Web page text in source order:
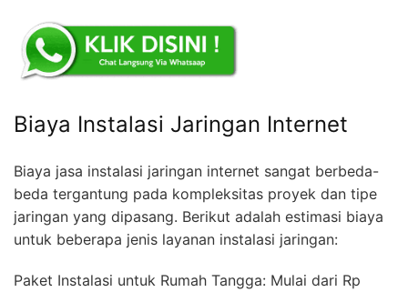
Biaya Instalasi Jaringan Internet
Biaya jasa instalasi jaringan internet sangat berbeda-
beda tergantung pada kompleksitas proyek dan tipe
jaringan yang dipasang. Berikut adalah estimasi biaya
untuk beberapa jenis layanan instalasi jaringan:
Paket Instalasi untuk Rumah Tangga: Mulai dari Rp